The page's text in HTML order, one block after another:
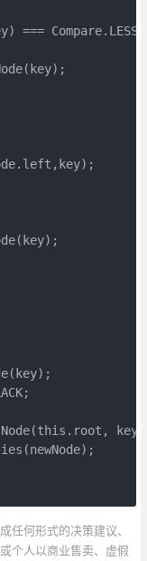
===
任何形式的决策建议、
个人以商业售卖、虚假